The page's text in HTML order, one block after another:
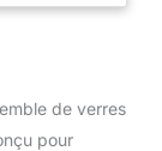
avec tout
au
compléter
de verres
pour